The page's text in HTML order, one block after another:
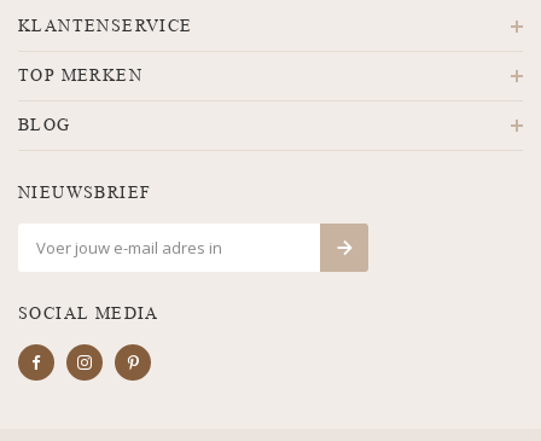
KLANTENSERVICE
TOP MERKEN
BLOG
NIEUWSBRIEF
SOCIAL MEDIA